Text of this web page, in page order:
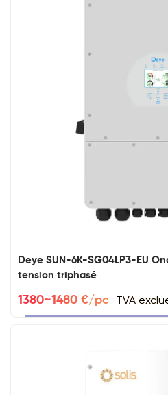
Deye SUN-6K-SG04LP3-EU
tension triphasé
1380~1480 €/pc TVA